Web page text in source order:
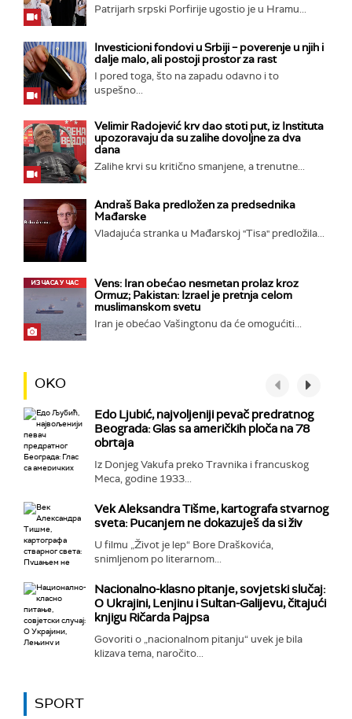
Patrijarh srpski Porfirije ugostio je u Hramu...
Investicioni fondovi u Srbiji – poverenje u njih i
dalje malo, ali postoji prostor za rast
I pored toga, što na zapadu odavno i to
uspešno...
Velimir Radojević krv dao stoti put, iz Instituta
upozoravaju da su zalihe dovoljne za dva
dana
Zalihe krvi su kritično smanjene, a trenutne...
Andraš Baka predložen za predsednika
Mađarske
Vladajuća stranka u Mađarskoj "Tisa" predložila...
Vens: Iran obećao nesmetan prolaz kroz
Ormuz; Pakistan: Izrael je pretnja celom
muslimanskom svetu
Iran je obećao Vašingtonu da će omogućiti...
OKO
Edo Ljubić, najvoljeniji pevač predratnog
Beograda: Glas sa američkih ploča na 78
obrtaja
Iz Donjeg Vakufa preko Travnika i francuskog
Meca, godine 1933...
Vek Aleksandra Tišme, kartografa stvarnog
sveta: Pucanjem ne dokazuješ da si živ
U filmu „Život je lep“ Bore Draškovića,
snimljenom po literarnom...
Nacionalno-klasno pitanje, sovjetski slučaj:
O Ukrajini, Lenjinu i Sultan-Galijevu, čitajući
knjigu Ričarda Pajpsa
Govoriti o „nacionalnom pitanju“ uvek je bila
klizava tema, naročito...
SPORT